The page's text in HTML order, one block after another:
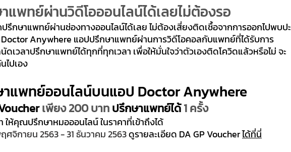
แพทย์ผ่านวิดีโอออนไลน์ได้เลยไม่ต้องรอ
ปรึกษาแพทย์ผ่านช่องทางออนไลน์ได้เลย ไม่ต้องเสี่ยงติดเชื้อจากการออกไปพบปะ
Doctor Anywhere แอปปรึกษาแพทย์ผ่านการวิดีโอคอลกับแพทย์ที่ได้รับการ
เวลาปรึกษาแพทย์ได้ทุกที่ทุกเวลา เพื่อให้มั่นใจว่าตัวเองติดโควิดแล้วหรือไม่ จะ
ไปเอง
าแพทย์ออนไลน์บนแอป Doctor Anywhere
เพียง 200 บาท ปรึกษาแพทย์ได้ 1 ครั้ง
ให้คุณปรึกษาหมอออนไลน์ ในราคาที่เข้าถึงได้
ศจิกายน 2563 - 31 ธันวาคม 2563 ดูรายละเอียด DA GP Voucher ได้ที่นี่